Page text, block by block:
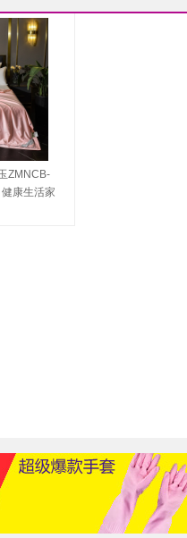
ZMNCB-
康生活家